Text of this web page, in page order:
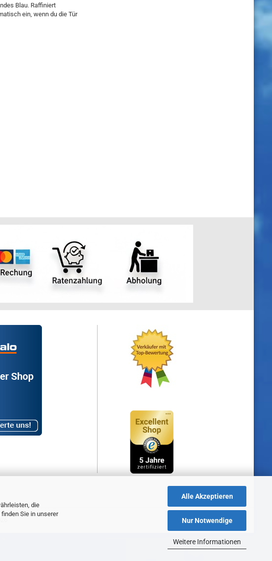
die
Sie in unserer
Alle Akzeptieren
Nur Notwendige
Weitere Informationen
Blau. Raffiniert
ein, wenn du die Tür